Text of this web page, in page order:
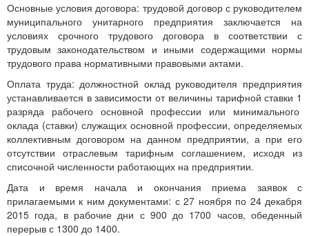
Основные условия договора: трудовой договор с руководителем
муниципального унитарного предприятия заключается на
условиях срочного трудового договора в соответствии с
трудовым законодательством и иными содержащими нормы
трудового права нормативными правовыми актами.
Оплата труда: должностной оклад руководителя предприятия
устанавливается в зависимости от величины тарифной ставки 1
разряда рабочего основной профессии или минимального
оклада (ставки) служащих основной профессии, определяемых
коллективным договором на данном предприятии, а при его
отсутствии отраслевым тарифным соглашением, исходя из
списочной численности работающих на предприятии.
Дата и время начала и окончания приема заявок с
прилагаемыми к ним документами: с 27 ноября по 24 декабря
2015 года, в рабочие дни с 900 до 1700 часов, обеденный
перерыв с 1300 до 1400.